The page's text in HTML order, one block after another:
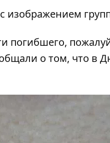
изображением
погибшего,
о том, что в